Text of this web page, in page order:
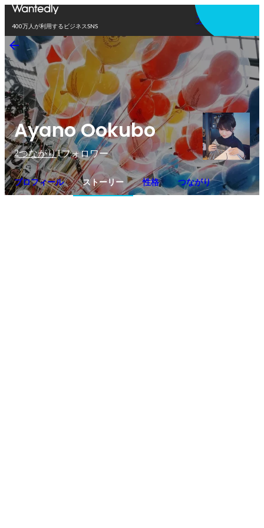
400万人が利用するビジネスSNS
アプリを使う
Ayano Ookubo
2つながり1フォロワー
プロフィール ストーリー 性格 つながり